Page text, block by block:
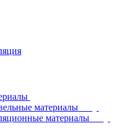
материалы
материалы